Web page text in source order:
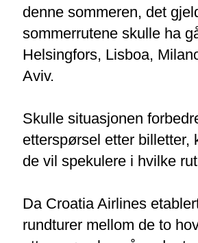
denne sommeren, det
sommerrutene skulle ha
Helsingfors, Lisboa,
Aviv.
Skulle situasjonen
etterspørsel etter billetter,
de vil spekulere i hvilke
Da Croatia Airlines
rundturer mellom de to